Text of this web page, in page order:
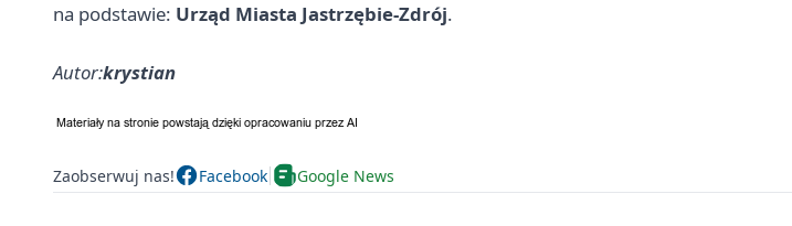
na podstawie: Urząd Miasta Jastrzębie-Zdrój.
Autor:krystian
Zaobserwuj nas! Facebook Google News